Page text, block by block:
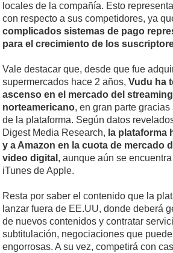
locales de la compañía. Esto
con respecto a sus competidores, ya
complicados sistemas de pago
para el crecimiento de los
Vale destacar que, desde que fue
supermercados hace 2 años, Vudu ha
ascenso en el mercado del
norteamericano, en gran parte
de la plataforma. Según datos
Digest Media Research, la plataforma
y a Amazon en la cuota de mercado
video digital , aunque aún se
iTunes de Apple.
Resta por saber el contenido que la
lanzar fuera de EE.UU, donde deberá
de nuevos contenidos y contratar
subtitulación, negociaciones que
engorrosas. A su vez, competirá con